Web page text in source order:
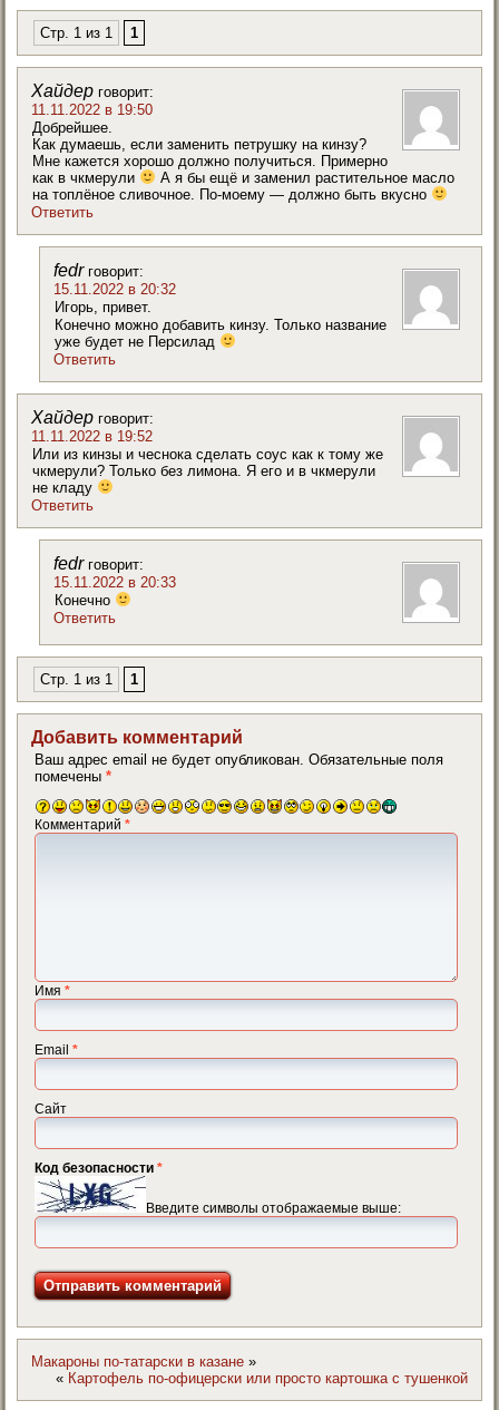
Стр. 1 из 1 1
Хайдер говорит:
11.11.2022 в 19:50
Добрейшее.
Как думаешь, если заменить петрушку на кинзу?
Мне кажется хорошо должно получиться. Примерно
как в чкмерули
А я бы ещё и заменил растительное масло
на топлёное сливочное. По-моему — должно быть вкусно
Ответить
fedr говорит:
15.11.2022 в 20:32
Игорь, привет.
Конечно можно добавить кинзу. Только название
уже будет не Персилад
Ответить
Хайдер говорит:
11.11.2022 в 19:52
Или из кинзы и чеснока сделать соус как к тому же
чкмерули? Только без лимона. Я его и в чкмерули
не кладу
Ответить
fedr говорит:
15.11.2022 в 20:33
Конечно
Ответить
Стр. 1 из 1 1
Добавить комментарий
Ваш адрес email не будет опубликован. Обязательные поля
помечены*
Комментарий*
Имя*
Email*
Сайт
Код безопасности*
Введите символы отображаемые выше:
Макароны по-татарски в казане »
« Картофель по-офицерски или просто картошка с тушенкой